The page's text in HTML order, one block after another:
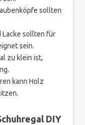
sollten
Lacke sollten für
sein.
zu klein ist,
kann Holz
DIY